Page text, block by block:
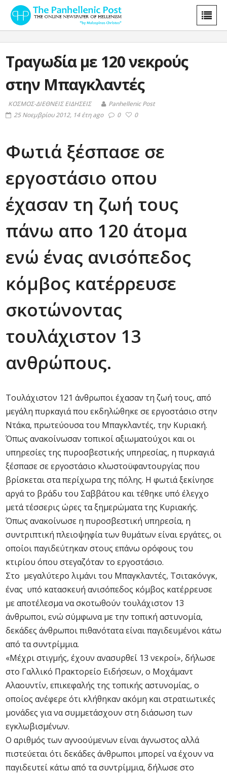
Τραγωδία με 120 νεκρούς
στην Μπαγκλαντές
ΚΟΣΜΟΣ-ΔΙΕΘΝΕΙΣ ΕΙΔΗΣΕΙΣ
Panhellenic Post
25 Νοεμβρίου 2012, 14 έτη ago
0 0
Φωτιά ξέσπασε σε
εργοστάσιο οπου
έχασαν τη ζωή τους
πάνω απο 120 άτομα
ενώ ένας ανισόπεδος
κόμβος κατέρρευσε
σκοτώνοντας
τουλάχιστον 13
ανθρώπους.
Τουλάχιστον 121 άνθρωποι έχασαν τη ζωή τους, από
μεγάλη πυρκαγιά που εκδηλώθηκε σε εργοστάσιο στην
Ντάκα, πρωτεύουσα του Μπαγκλαντές, την Κυριακή.
Όπως ανακοίνωσαν τοπικοί αξιωματούχοι και οι
υπηρεσίες της πυροσβεστικής υπηρεσίας, η πυρκαγιά
ξέσπασε σε εργοστάσιο κλωστοϋφαντουργίας που
βρίσκεται στα περίχωρα της πόλης. Η φωτιά ξεκίνησε
αργά το βράδυ του Σαββάτου και τέθηκε υπό έλεγχο
μετά τέσσερις ώρες τα ξημερώματα της Κυριακής.
Όπως ανακοίνωσε η πυροσβεστική υπηρεσία, η
συντριπτική πλειοψηφία των θυμάτων είναι εργάτες, οι
οποίοι παγιδεύτηκαν στους επάνω ορόφους του
κτιρίου όπου στεγαζόταν το εργοστάσιο.
Στο μεγαλύτερο λιμάνι του Μπαγκλαντές, Τσιτακόνγκ,
ένας υπό κατασκευή ανισόπεδος κόμβος κατέρρευσε
με αποτέλεσμα να σκοτωθούν τουλάχιστον 13
άνθρωποι, ενώ σύμφωνα με την τοπική αστυνομία,
δεκάδες άνθρωποι πιθανότατα είναι παγιδευμένοι κάτω
από τα συντρίμμια.
«Μέχρι στιγμής, έχουν ανασυρθεί 13 νεκροί», δήλωσε
στο Γαλλικό Πρακτορείο Ειδήσεων, ο Μοχάμαντ
Αλαουντίν, επικεφαλής της τοπικής αστυνομίας, ο
οποίος ανέφερε ότι κλήθηκαν ακόμη και στρατιωτικές
μονάδες για να συμμετάσχουν στη διάσωση των
εγκλωβισμένων.
Ο αριθμός των αγνοούμενων είναι άγνωστος αλλά
πιστεύεται ότι δεκάδες άνθρωποι μπορεί να έχουν να
παγιδευτεί κάτω από τα συντρίμμια, δήλωσε στο